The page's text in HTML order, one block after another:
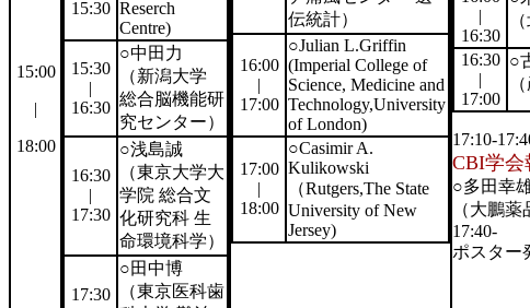
15:00
|
18:00
15:30 Reserch
Centre)
15:30
|
16:30
○中田力
（新潟大学
総合脳機能研
究センター）
16:30
|
17:30
○浅島誠
（東京大学大
学院 総合文
化研究科 生
命環境科学）
17:30
○田中博
（東京医科歯
伝統計）
16:00
|
17:00
○Julian L.Griffin
(Imperial College of
Science, Medicine and
Technology,University
of London)
17:00
|
18:00
○Casimir A.
Kulikowski
（Rutgers,The State
University of New
Jersey)
|
16:30
16:30
|
17:00
○
17:10-
CBI学会
○多田幸
（大鵬薬
17:40-
ポスタ